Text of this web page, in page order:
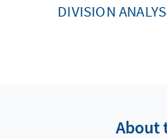
DIVISION
About